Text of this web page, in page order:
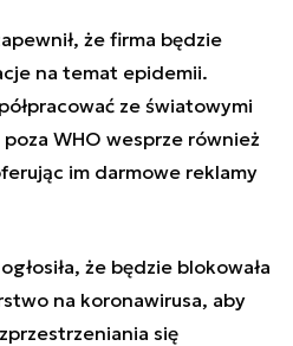
że firma będzie
na temat epidemii.
ze światowymi
WHO wesprze również
im darmowe reklamy
że będzie blokowała
na koronawirusa, aby
się